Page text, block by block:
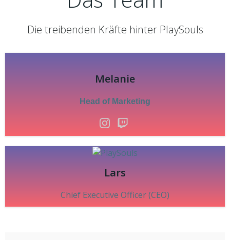
Die treibenden Kräfte hinter PlaySouls
Melanie
Head of Marketing
Lars
Chief Executive Officer (CEO)